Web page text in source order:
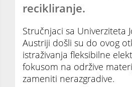
recikliranje.
Stručnjaci sa Univerziteta
Austriji došli su do ovog
istraživanja fleksibilne
fokusom na održive
zameniti nerazgradive.